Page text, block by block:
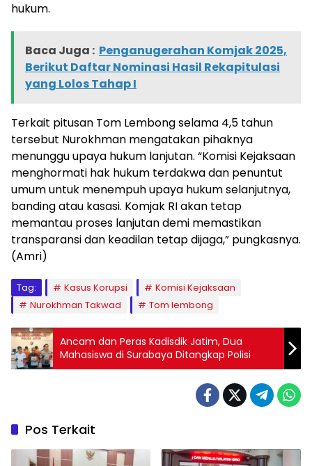
hukum.
Baca Juga : Penganugerahan Komjak 2025,
Berikut Daftar Nominasi Hasil Rekapitulasi
yang Lolos Tahap I
Terkait pitusan Tom Lembong selama 4,5 tahun
tersebut Nurokhman mengatakan pihaknya
menunggu upaya hukum lanjutan. “Komisi Kejaksaan
menghormati hak hukum terdakwa dan penuntut
umum untuk menempuh upaya hukum selanjutnya,
banding atau kasasi. Komjak RI akan tetap
memantau proses lanjutan demi memastikan
transparansi dan keadilan tetap dijaga,” pungkasnya.
(Amri)
Tag: Kasus Korupsi
Komisi Kejaksaan
Nurokhman Takwad
Tom lembong
Ancam dan Peras Kadisdik Jatim, Dua
Mahasiswa di Surabaya Ditangkap Polisi
Pos Terkait